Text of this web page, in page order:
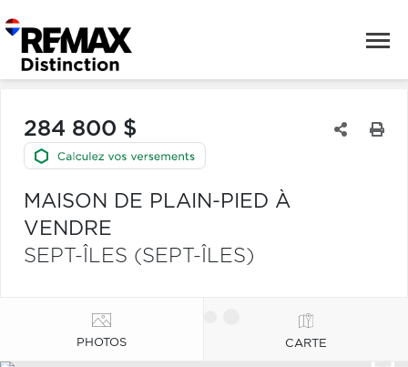
284 800 $
MAISON DE PLAIN-PIED À
VENDRE
SEPT-ÎLES (SEPT-ÎLES)
PHOTOS CARTE